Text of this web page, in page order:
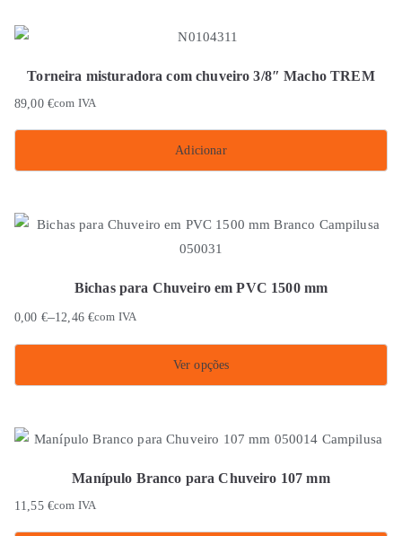
Torneira misturadora com chuveiro 3/8″ Macho TREM
89,00 €com IVA
Adicionar
Bichas para Chuveiro em PVC 1500 mm
0,00 €–12,46 €com IVA
Ver opções
has
multiple
Manípulo Branco para Chuveiro 107 mm
11,55 €com IVA